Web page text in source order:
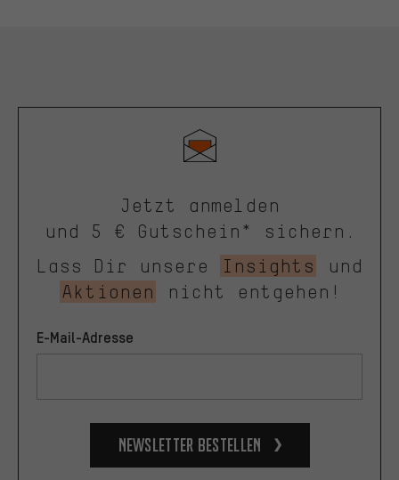
Jetzt anmelden
und 5 € Gutschein* sichern.
Lass Dir unsere
Insights
und
Aktionen
nicht entgehen!
E-Mail-Adresse
Newsletter bestellen